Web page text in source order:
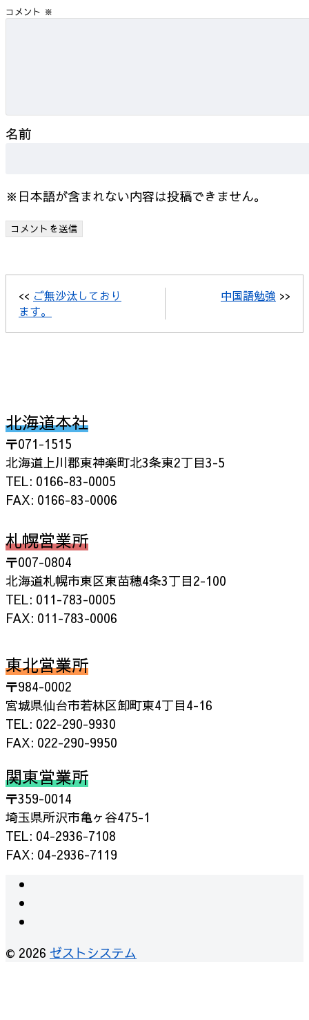
コメント ※
名前
※日本語が含まれない内容は投稿できません。
<< ご無沙汰しており
ます。
中国語勉強 >>
北海道本社
〒071-1515
北海道上川郡東神楽町北3条東2丁目3-5
TEL: 0166-83-0005
FAX: 0166-83-0006
札幌営業所
〒007-0804
北海道札幌市東区東苗穂4条3丁目2-100
TEL: 011-783-0005
FAX: 011-783-0006
東北営業所
〒984-0002
宮城県仙台市若林区卸町東4丁目4-16
TEL: 022-290-9930
FAX: 022-290-9950
関東営業所
〒359-0014
埼玉県所沢市亀ヶ谷475-1
TEL: 04-2936-7108
FAX: 04-2936-7119
© 2026 ゼストシステム